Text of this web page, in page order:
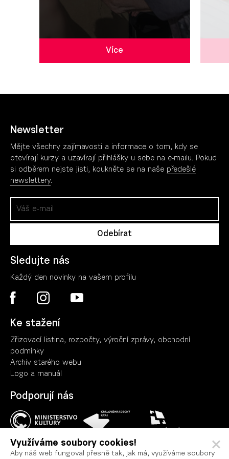
Více
Newsletter
Mějte všechny zajímavosti a informace o tom, kdy se
otevírají kurzy a uzavírají přihlášky u sebe na e-mailu. Pokud
si odběrem nejste jisti, koukněte se na naše předešlé
newslettery.
Sledujte nás
Každý den novinky na vašem profilu
Ke stažení
Zřizovací listina, rozpočty, výroční zprávy, obchodní
podmínky
Archiv starého webu
Logo a manuál
Podporují nás
Využíváme soubory cookies!
Aby náš web fungoval přesně tak, jak má, využíváme soubory